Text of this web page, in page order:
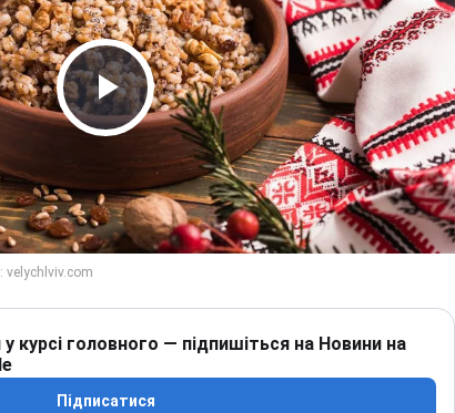
Play Video
курсі головного — підпишіться на Новини на
Підписатися